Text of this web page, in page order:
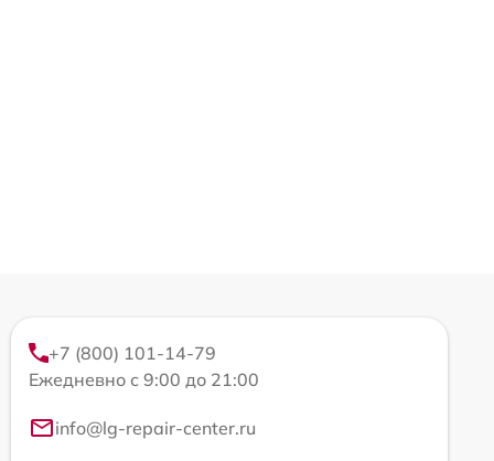
+7 (800) 101-14-79
Ежедневно с 9:00 до 21:00
info@lg-repair-center.ru